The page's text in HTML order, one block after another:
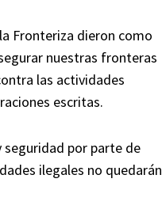
Fronteriza dieron como
nuestras fronteras
las actividades
escritas.
seguridad por parte de
ilegales no quedarán